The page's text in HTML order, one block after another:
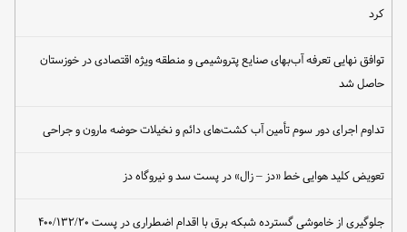
کرد
توافق نهایی تعرفه آب‌بهای صنایع پتروشیمی و منطقه ویژه اقتصادی در خوزستان
حاصل شد
تداوم اجرای دور سوم تأمین آب کشت‌های دائم و نخیلات حوضه مارون و جراحی
تعویض کلید هوایی خط «دز – زال» در پست سد و نیروگاه دز
جلوگیری از خاموشی گسترده شبکه برق با اقدام اضطراری در پست ۴۰۰/۱۳۲/۲۰